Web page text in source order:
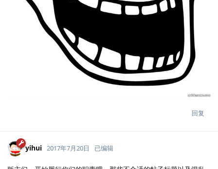
回复
yihui 2017年7月20日 已编辑